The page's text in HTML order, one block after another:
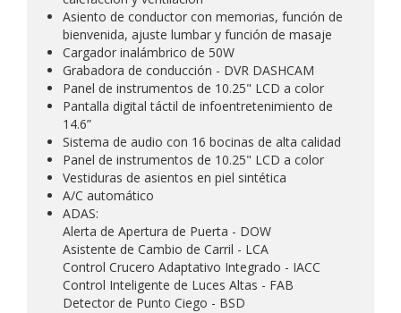
Asiento de conductor con memorias, función de
bienvenida, ajuste lumbar y función de masaje
Cargador inalámbrico de 50W
Grabadora de conducción - DVR DASHCAM
Panel de instrumentos de 10.25" LCD a color
Pantalla digital táctil de infoentretenimiento de
14.6”
Sistema de audio con 16 bocinas de alta calidad
Panel de instrumentos de 10.25" LCD a color
Vestiduras de asientos en piel sintética
A/C automático
ADAS:
Alerta de Apertura de Puerta - DOW
Asistente de Cambio de Carril - LCA
Control Crucero Adaptativo Integrado - IACC
Control Inteligente de Luces Altas - FAB
Detector de Punto Ciego - BSD